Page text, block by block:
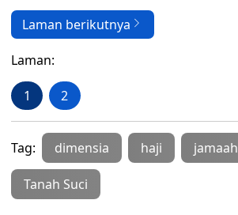
Laman berikutnya
Laman:
1 2
Tag: dimensia haji jamaah
Tanah Suci